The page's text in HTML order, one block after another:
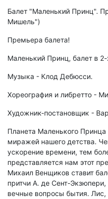
Балет "Маленький Принц".
Мишель")
Премьера балета!
Маленький Принц, балет в 2-
Музыка - Клод Дебюсси.
Хореография и либретто -
Художник-постановщик -
Планета Маленького
миражей нашего детства.
ускорение времени, тем
представляется нам этот
Михаил Венщиков ставит
притчи А. де Сент-
вечные вопросы бытия.